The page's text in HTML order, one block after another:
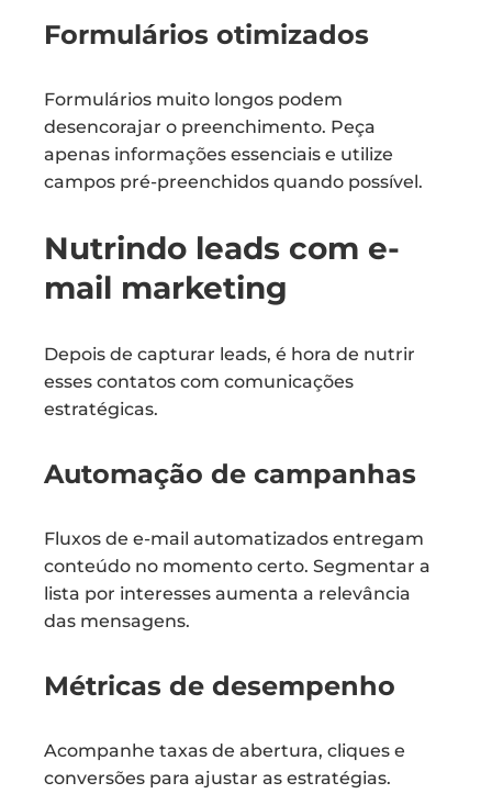
Formulários otimizados
Formulários muito longos podem
desencorajar o preenchimento. Peça
apenas informações essenciais e utilize
campos pré-preenchidos quando possível.
Nutrindo leads com e-
mail marketing
Depois de capturar leads, é hora de nutrir
esses contatos com comunicações
estratégicas.
Automação de campanhas
Fluxos de e-mail automatizados entregam
conteúdo no momento certo. Segmentar a
lista por interesses aumenta a relevância
das mensagens.
Métricas de desempenho
Acompanhe taxas de abertura, cliques e
conversões para ajustar as estratégias.